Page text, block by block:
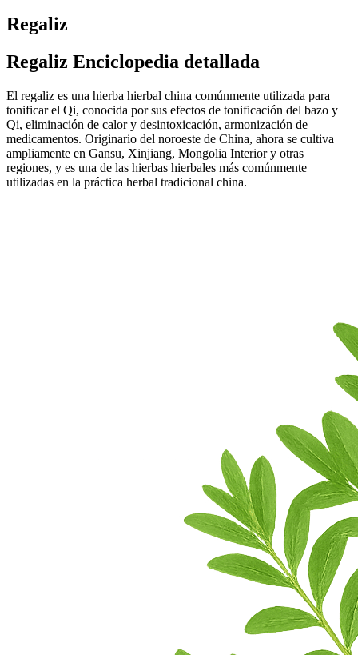
Regaliz
Regaliz Enciclopedia detallada
El regaliz es una hierba hierbal china comúnmente utilizada para
tonificar el Qi, conocida por sus efectos de tonificación del bazo y
Qi, eliminación de calor y desintoxicación, armonización de
medicamentos. Originario del noroeste de China, ahora se cultiva
ampliamente en Gansu, Xinjiang, Mongolia Interior y otras
regiones, y es una de las hierbas hierbales más comúnmente
utilizadas en la práctica herbal tradicional china.